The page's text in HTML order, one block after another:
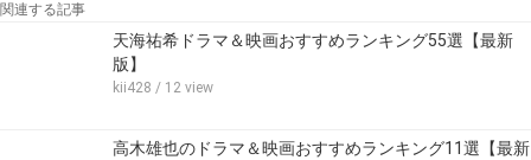
関連する記事
天海祐希ドラマ＆映画おすすめランキング55選【最新
版】
kii428 / 12 view
高木雄也のドラマ＆映画おすすめランキング11選【最新